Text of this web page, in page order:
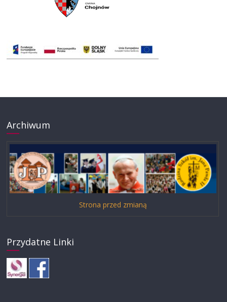
Archiwum
Strona przed zmianą
Przydatne Linki